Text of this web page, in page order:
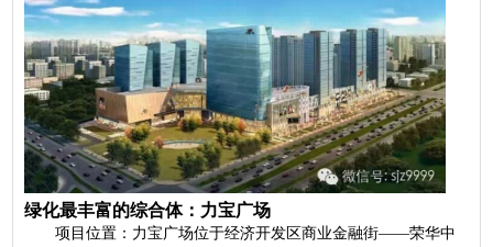
绿化最丰富的综合体：力宝广场
项目位置：力宝广场位于经济开发区商业金融街——荣华中